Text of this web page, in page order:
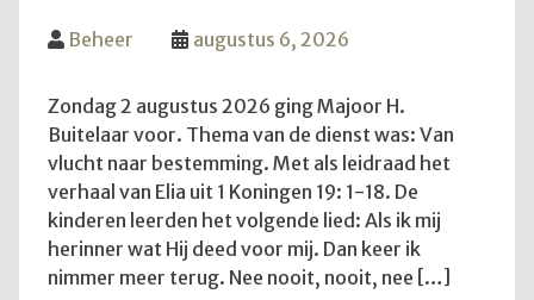
Beheer augustus 6, 2026
Zondag 2 augustus 2026 ging Majoor H.
Buitelaar voor. Thema van de dienst was: Van
vlucht naar bestemming. Met als leidraad het
verhaal van Elia uit 1 Koningen 19: 1-18. De
kinderen leerden het volgende lied: Als ik mij
herinner wat Hij deed voor mij. Dan keer ik
nimmer meer terug. Nee nooit, nooit, nee […]